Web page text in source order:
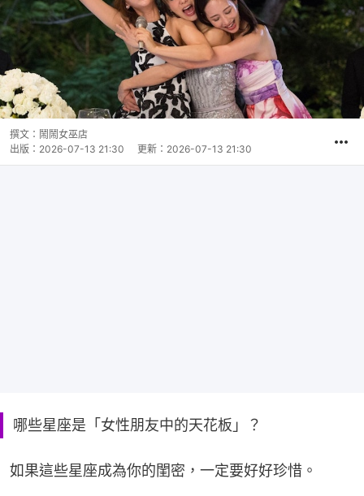
撰文： 鬧鬧女巫店
出版： 2026-07-13 21:30 更新： 2026-07-13 21:30
哪些星座是「女性朋友中的天花板」？
如果這些星座成為你的閨密，一定要好好珍惜。